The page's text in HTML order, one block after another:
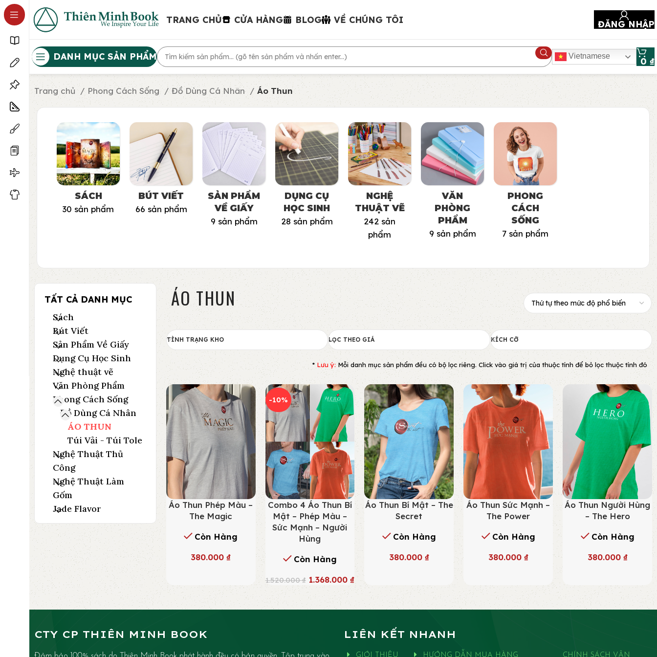
TRANG CHỦ CỬA HÀNG BLOG VỀ CHÚNG TÔI ĐĂNG NHẬP
DANH MỤC SẢN PHẨM Vietnamese 0 ₫
Trang chủ Phong Cách Sống Đồ Dùng Cá Nhân Áo Thun
SÁCH
30 sản phẩm
BÚT VIẾT
66 sản phẩm
SẢN PHẨM
VỀ GIẤY
9 sản phẩm
DỤNG CỤ
HỌC SINH
28 sản phẩm
NGHỆ
THUẬT VẼ
242 sản
phẩm
VĂN
PHÒNG
PHẨM
9 sản phẩm
PHONG
CÁCH
SỐNG
7 sản phẩm
TẤT CẢ DANH MỤC
Sách
Bút Viết
Sản Phẩm Về Giấy
Dụng Cụ Học Sinh
Nghệ thuật vẽ
Văn Phòng Phẩm
Phong Cách Sống
Đồ Dùng Cá Nhân
ÁO THUN
Túi Vải - Túi Tole
Nghệ Thuật Thủ
Công
Nghệ Thuật Làm
Gốm
Jade Flavor
ÁO THUN
TÌNH TRẠNG KHO LỌC THEO GIÁ KÍCH CỠ
* Lưu ý: Mỗi danh mục sản phẩm đều có bộ lọc riêng. Click vào giá trị của thuộc tính để bỏ lọc thuộc tính đó
Áo Thun Phép Màu –
The Magic
Còn Hàng
380.000₫
-10%
Combo 4 Áo Thun Bí
Mật – Phép Màu –
Sức Mạnh – Người
Hùng
Còn Hàng
1.520.000₫ 1.368.000 ₫
Áo Thun Bí Mật – The
Secret
Còn Hàng
380.000 ₫
Áo Thun Sức Mạnh –
The Power
Còn Hàng
380.000 ₫
Áo Thun Người Hùng
– The Hero
Còn Hàng
380.000 ₫
CTY CP THIÊN MINH BOOK LIÊN KẾT NHANH
GIỚI THIỆU HƯỚNG DẪN MUA HÀNG CHÍNH SÁCH VẬN